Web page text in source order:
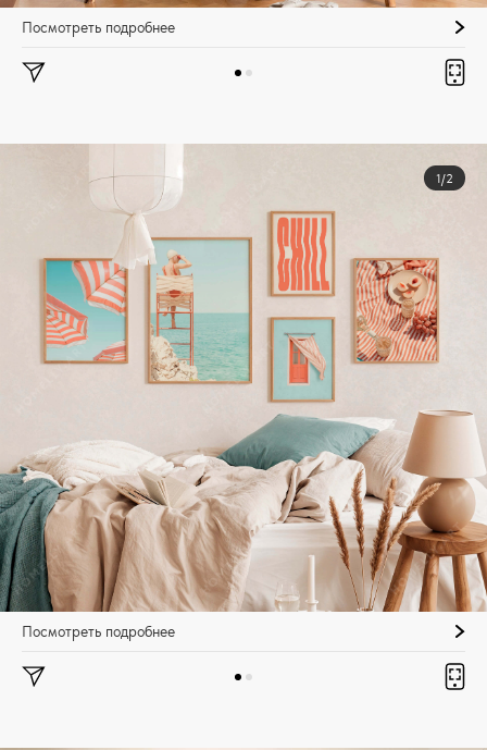
Посмотреть подробнее
1/2
Посмотреть подробнее